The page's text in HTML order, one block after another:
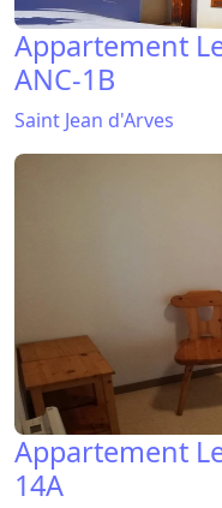
Appartement
ANC-1B
Saint Jean d'Arves
Appartement
14A